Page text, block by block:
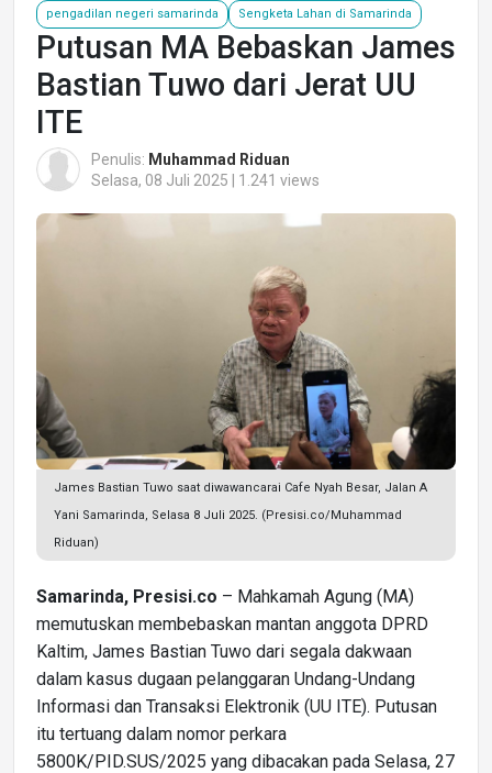
pengadilan negeri samarinda Sengketa Lahan di Samarinda
Putusan MA Bebaskan James
Bastian Tuwo dari Jerat UU
ITE
Penulis: Muhammad Riduan
Selasa, 08 Juli 2025 | 1.241 views
James Bastian Tuwo saat diwawancarai Cafe Nyah Besar, Jalan A
Yani Samarinda, Selasa 8 Juli 2025. (Presisi.co/Muhammad
Riduan)
Samarinda, Presisi.co – Mahkamah Agung (MA)
memutuskan membebaskan mantan anggota DPRD
Kaltim, James Bastian Tuwo dari segala dakwaan
dalam kasus dugaan pelanggaran Undang-Undang
Informasi dan Transaksi Elektronik (UU ITE). Putusan
itu tertuang dalam nomor perkara
5800K/PID.SUS/2025 yang dibacakan pada Selasa, 27